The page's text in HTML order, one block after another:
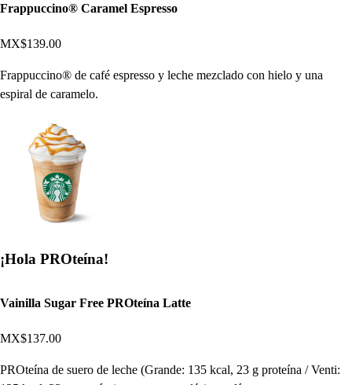
Frappuccino® Caramel Espresso
MX$139.00
Frappuccino® de café espresso y leche mezclado con hielo y una
espiral de caramelo.
¡Hola PROteína!
Vainilla Sugar Free PROteína Latte
MX$137.00
PROteína de suero de leche (Grande: 135 kcal, 23 g proteína / Venti: